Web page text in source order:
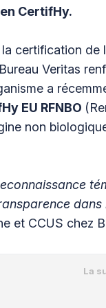
CertifHy.
certification de
Veritas
a
EU RFNBO
non
dans
et CCUS chez